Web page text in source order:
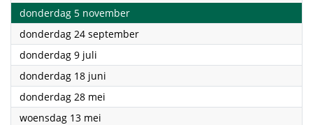
donderdag 5 november2026
donderdag 24 september2026
donderdag 9 juli
donderdag 18 juni
donderdag 28 mei
woensdag 13 mei